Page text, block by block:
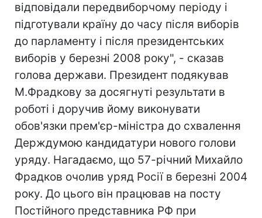
відповідали передвиборчому періоду і
підготували країну до часу після виборів
до парламенту і після президентських
виборів у березні 2008 року", - сказав
голова держави. Президент подякував
М.Фрадкову за досягнуті результати в
роботі і доручив йому виконувати
обов'язки прем'єр-міністра до схвалення
Держдумою кандидатури нового голови
уряду. Нагадаємо, що 57-річний Михайло
Фрадков очолив уряд Росії в березні 2004
року. До цього він працював на посту
Постійного представника РФ при